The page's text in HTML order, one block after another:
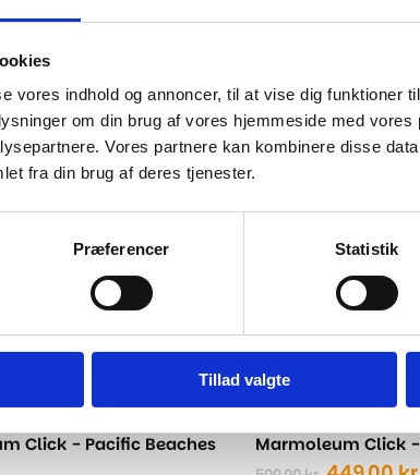
vores indhold og annoncer, til at vise dig funktioner
om din brug af vores hjemmeside med vores
Vores partnere kan kombinere disse
fra din brug af deres tjenester.
Præferencer Statistik
Tillad valgte
Click - Pacific Beaches
-10%
Marmoleum Click